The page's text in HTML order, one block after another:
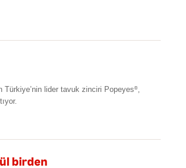
Türkiye’nin lider tavuk zinciri Popeyes®,
birden